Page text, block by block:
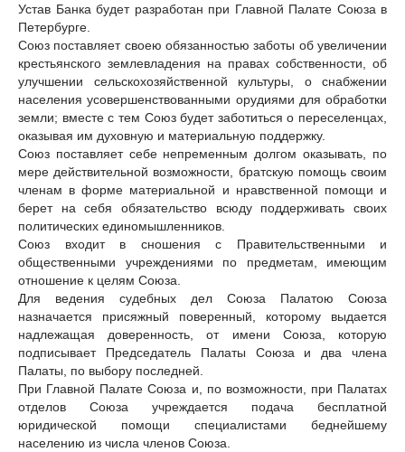
Устав Банка будет разработан при Главной Палате Союза в
Петербурге.
Союз поставляет своею обязанностью заботы об увеличении
крестьянского землевладения на правах собственности, об
улучшении сельскохозяйственной культуры, о снабжении
населения усовершенствованными орудиями для обработки
земли; вместе с тем Союз будет заботиться о переселенцах,
оказывая им духовную и материальную поддержку.
Союз поставляет себе непременным долгом оказывать, по
мере действительной возможности, братскую помощь своим
членам в форме материальной и нравственной помощи и
берет на себя обязательство всюду поддерживать своих
политических единомышленников.
Союз входит в сношения с Правительственными и
общественными учреждениями по предметам, имеющим
отношение к целям Союза.
Для ведения судебных дел Союза Палатою Союза
назначается присяжный поверенный, которому выдается
надлежащая доверенность, от имени Союза, которую
подписывает Председатель Палаты Союза и два члена
Палаты, по выбору последней.
При Главной Палате Союза и, по возможности, при Палатах
отделов Союза учреждается подача бесплатной
юридической помощи специалистами беднейшему
населению из числа членов Союза.